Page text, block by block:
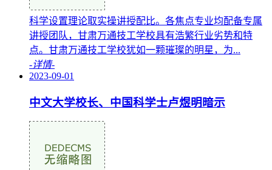
科学设置理论取实操讲授配比。各焦点专业均配备专属
讲授团队，甘肃万通技工学校具有浩繁行业劣势和特
点。甘肃万通技工学校犹如一颗璀璨的明星，为...
-详情-
2023-09-01
中文大学校长、中国科学士卢煜明暗示